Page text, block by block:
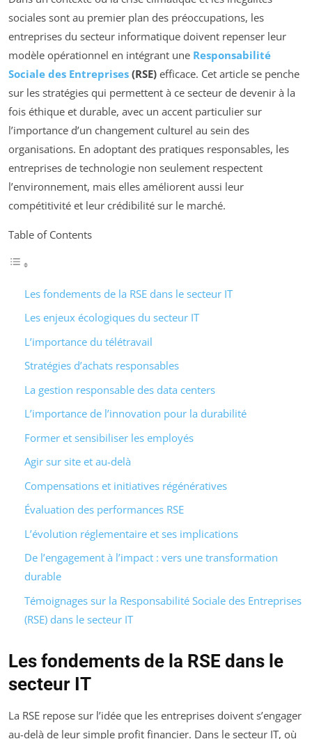
sociales sont au premier plan des préoccupations, les
entreprises du secteur informatique doivent repenser leur
modèle opérationnel en intégrant une Responsabilité
Sociale des Entreprises (RSE) efficace. Cet article se penche
sur les stratégies qui permettent à ce secteur de devenir à la
fois éthique et durable, avec un accent particulier sur
l’importance d’un changement culturel au sein des
organisations. En adoptant des pratiques responsables, les
entreprises de technologie non seulement respectent
l’environnement, mais elles améliorent aussi leur
compétitivité et leur crédibilité sur le marché.
Table of Contents
Les fondements de la RSE dans le secteur IT
Les enjeux écologiques du secteur IT
L’importance du télétravail
Stratégies d’achats responsables
La gestion responsable des data centers
L’importance de l’innovation pour la durabilité
Former et sensibiliser les employés
Agir sur site et au-delà
Compensations et initiatives régénératives
Évaluation des performances RSE
L’évolution réglementaire et ses implications
De l’engagement à l’impact : vers une transformation
durable
Témoignages sur la Responsabilité Sociale des Entreprises
(RSE) dans le secteur IT
Les fondements de la RSE dans le
secteur IT
La RSE repose sur l’idée que les entreprises doivent s’engager
au-delà de leur simple profit financier. Dans le secteur IT, où